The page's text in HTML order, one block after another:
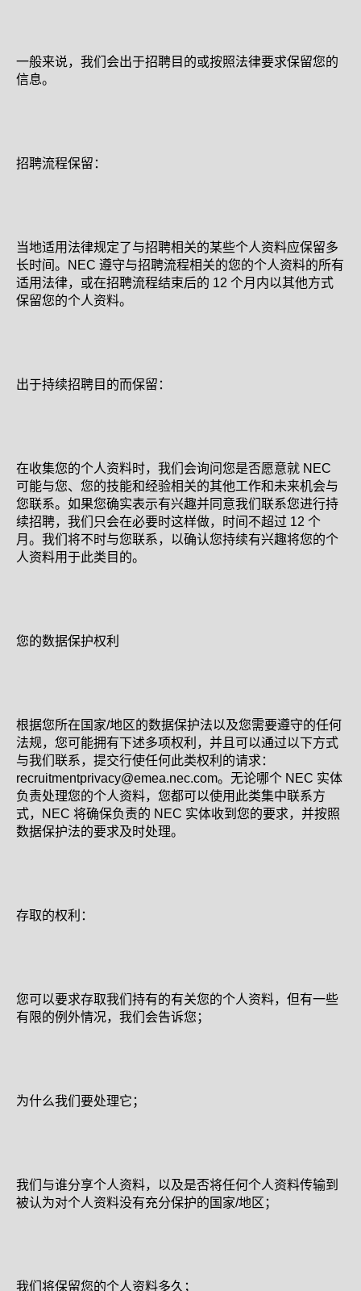
一般来说，我们会出于招聘目的或按照法律要求保留您的
信息。
招聘流程保留：
当地适用法律规定了与招聘相关的某些个人资料应保留多
长时间。NEC 遵守与招聘流程相关的您的个人资料的所有
适用法律，或在招聘流程结束后的 12 个月内以其他方式
保留您的个人资料。
出于持续招聘目的而保留：
在收集您的个人资料时，我们会询问您是否愿意就 NEC
可能与您、您的技能和经验相关的其他工作和未来机会与
您联系。如果您确实表示有兴趣并同意我们联系您进行持
续招聘，我们只会在必要时这样做，时间不超过 12 个
月。我们将不时与您联系，以确认您持续有兴趣将您的个
人资料用于此类目的。
您的数据保护权利
根据您所在国家/地区的数据保护法以及您需要遵守的任何
法规，您可能拥有下述多项权利，并且可以通过以下方式
与我们联系，提交行使任何此类权利的请求：
recruitmentprivacy@emea.nec.com。无论哪个 NEC 实体
负责处理您的个人资料，您都可以使用此类集中联系方
式，NEC 将确保负责的 NEC 实体收到您的要求，并按照
数据保护法的要求及时处理。
存取的权利：
您可以要求存取我们持有的有关您的个人资料，但有一些
有限的例外情况，我们会告诉您；
为什么我们要处理它；
我们与谁分享个人资料，以及是否将任何个人资料传输到
被认为对个人资料没有充分保护的国家/地区；
我们将保留您的个人资料多久；